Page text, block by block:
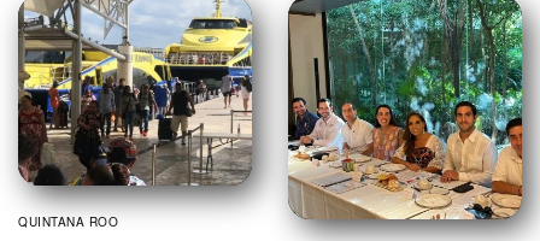
QUINTANA ROO